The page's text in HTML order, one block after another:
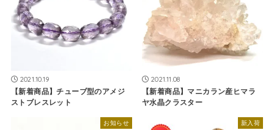
2021.10.19
【新着商品】チューブ型のアメジ
ストブレスレット
2021.11.08
【新着商品】マニカラン産ヒマラ
ヤ水晶クラスター
お知らせ 新入荷